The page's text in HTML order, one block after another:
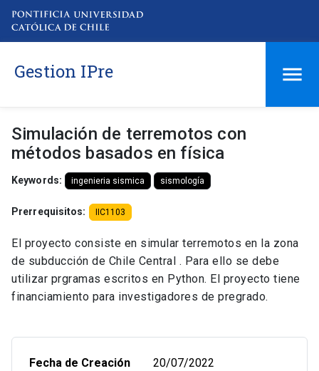
Gestion IPre
Simulación de terremotos con
métodos basados en física
Keywords: ingenieria sismica sismología
Prerrequisitos: IIC1103
El proyecto consiste en simular terremotos en la zona
de subducción de Chile Central . Para ello se debe
utilizar prgramas escritos en Python. El proyecto tiene
financiamiento para investigadores de pregrado.
Fecha de Creación 20/07/2022